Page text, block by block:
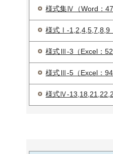
様式集Ⅳ（Word ：
様式Ⅰ-1,2,4,5,7,8,9
様式Ⅲ-3（Excel：
様式Ⅲ-5（Excel ：
様式Ⅳ-